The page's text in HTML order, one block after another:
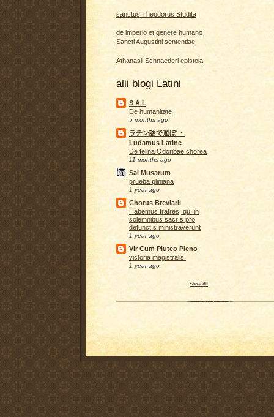
sanctus Theodorus Studita
de imperio et genere humano
Sancti Augustini sententiae
Athanasii Schnaederi epistola
alii blogi Latini
S A L
De humanitate
5 months ago
ラテン語で遊ぼ ・
Ludamus Latine
De felina Odoribae chorea
11 months ago
Sal Musarum
prueba pliniana
1 year ago
Chorus Breviarii
Habēmus frātrēs, quī in
sōlemnibus sacrīs prō
dēfūnctīs ministrāvērunt
1 year ago
Vir Cum Pluteo Pleno
victoria magistralis!
1 year ago
Show All